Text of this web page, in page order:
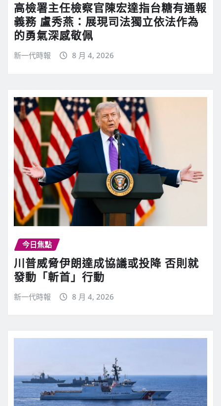
高檢署主任檢察官陳宏達指台糖有通報
義務 盧秀燕：展現司法獨立依法作為
的勇氣深感敬佩
新一代時報 8 月 4, 2026
今日焦點
川普威脅伊朗達成協議或投降 否則就
發動「斬首」行動
新一代時報 8 月 4, 2026